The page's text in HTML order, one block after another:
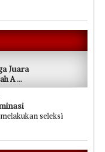
Juara
A...
seleksi